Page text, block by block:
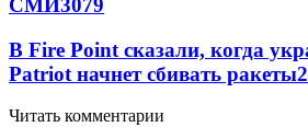
СМИ3079
В Fire Point сказали, когда
Patriot начнет сбивать ракеты
Читать комментарии